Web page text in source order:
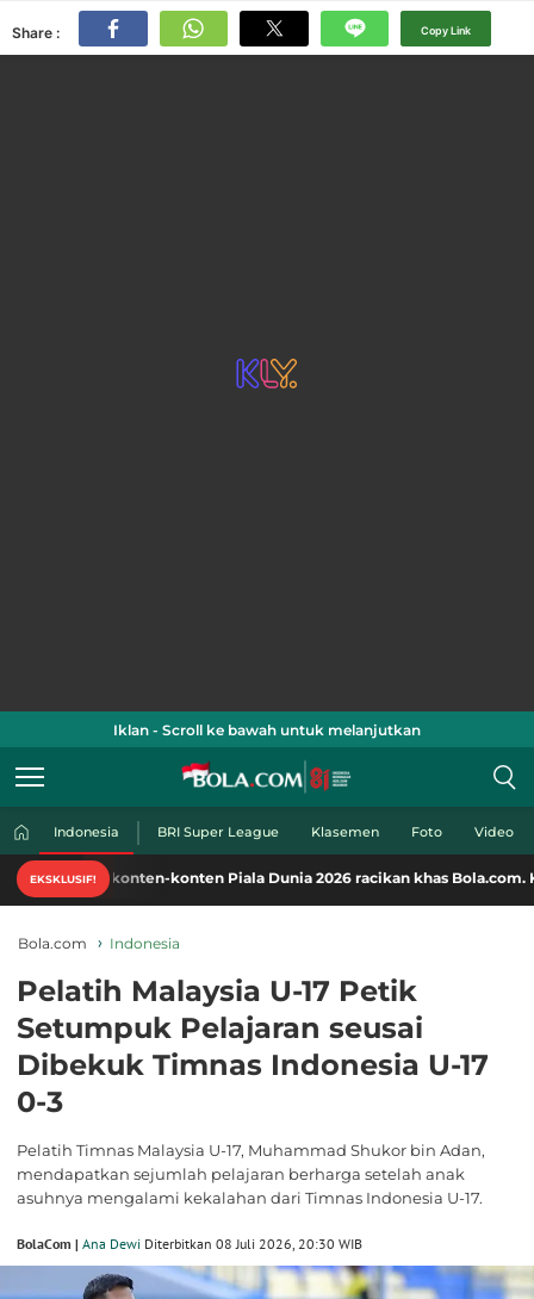
Share : Copy Link
Iklan - Scroll ke bawah untuk melanjutkan
Indonesia BRI Super League Klasemen Foto Video
EKSKLUSIF!
konten Piala Dunia 2026 racikan khas Bola.com. Klik di sini!
Bola.com Indonesia
Pelatih Malaysia U-17 Petik
Setumpuk Pelajaran seusai
Dibekuk Timnas Indonesia U-17
0-3
Pelatih Timnas Malaysia U-17, Muhammad Shukor bin Adan,
mendapatkan sejumlah pelajaran berharga setelah anak
asuhnya mengalami kekalahan dari Timnas Indonesia U-17.
BolaCom | Ana Dewi Diterbitkan 08 Juli 2026, 20:30 WIB